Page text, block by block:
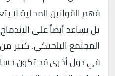
فهم القوانين المحلية لا
بل يساعد أيضاً على
المجتمع البلجيكي. كثير
في دول أخرى قد تكون